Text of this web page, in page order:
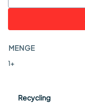
MENGE
1+
Recycling